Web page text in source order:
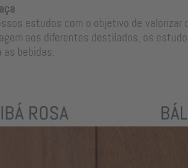
estudos com o objetivo de
aos diferentes destilados, os
as bebidas.